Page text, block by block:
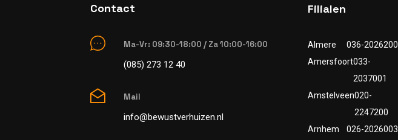
Contact
Ma-Vr: 09:30-18:00 / Za 10:00-16:00
(085) 273 12 40
Mail
info@bewustverhuizen.nl
Filialen
Almere
036-2026200
Amersfoort033-
2037001
Amstelveen020-
2247200
Arnhem
026-2026003